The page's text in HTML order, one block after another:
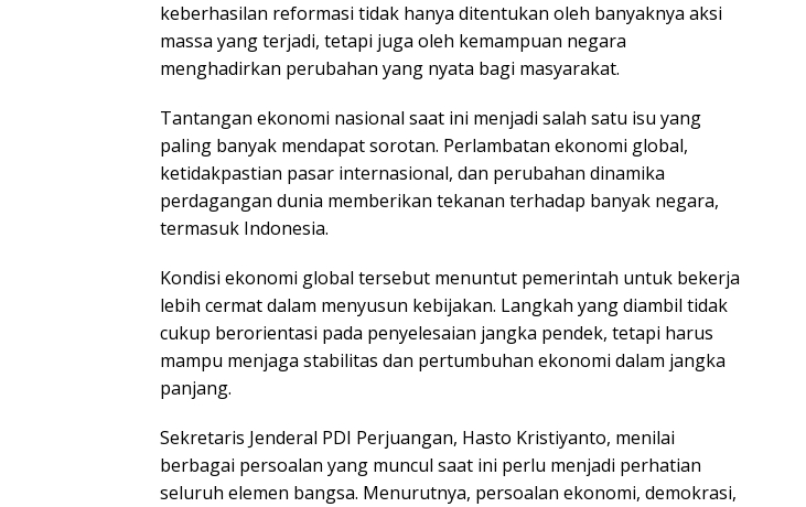
keberhasilan reformasi tidak hanya ditentukan oleh banyaknya aksi
massa yang terjadi, tetapi juga oleh kemampuan negara
menghadirkan perubahan yang nyata bagi masyarakat.
Tantangan ekonomi nasional saat ini menjadi salah satu isu yang
paling banyak mendapat sorotan. Perlambatan ekonomi global,
ketidakpastian pasar internasional, dan perubahan dinamika
perdagangan dunia memberikan tekanan terhadap banyak negara,
termasuk Indonesia.
Kondisi ekonomi global tersebut menuntut pemerintah untuk bekerja
lebih cermat dalam menyusun kebijakan. Langkah yang diambil tidak
cukup berorientasi pada penyelesaian jangka pendek, tetapi harus
mampu menjaga stabilitas dan pertumbuhan ekonomi dalam jangka
panjang.
Sekretaris Jenderal PDI Perjuangan, Hasto Kristiyanto, menilai
berbagai persoalan yang muncul saat ini perlu menjadi perhatian
seluruh elemen bangsa. Menurutnya, persoalan ekonomi, demokrasi,